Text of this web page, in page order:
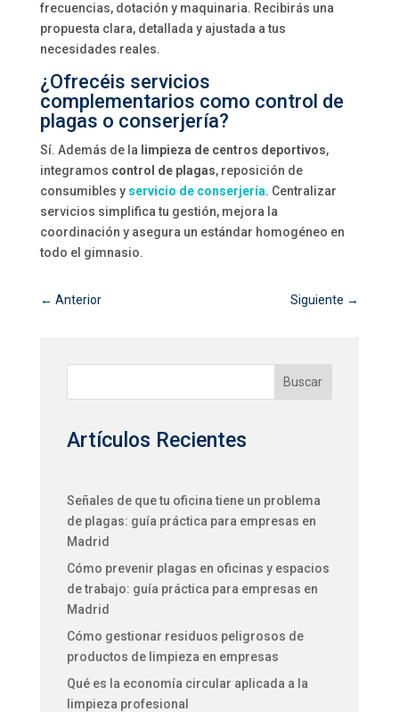
frecuencias, dotación y maquinaria. Recibirás una
propuesta clara, detallada y ajustada a tus
necesidades reales.
¿Ofrecéis servicios
complementarios como control de
plagas o conserjería?
Sí. Además de la limpieza de centros deportivos,
integramos control de plagas, reposición de
consumibles y servicio de conserjería. Centralizar
servicios simplifica tu gestión, mejora la
coordinación y asegura un estándar homogéneo en
todo el gimnasio.
← Anterior Siguiente →
Buscar
Artículos Recientes
Señales de que tu oficina tiene un problema
de plagas: guía práctica para empresas en
Madrid
Cómo prevenir plagas en oficinas y espacios
de trabajo: guía práctica para empresas en
Madrid
Cómo gestionar residuos peligrosos de
productos de limpieza en empresas
Qué es la economía circular aplicada a la
limpieza profesional